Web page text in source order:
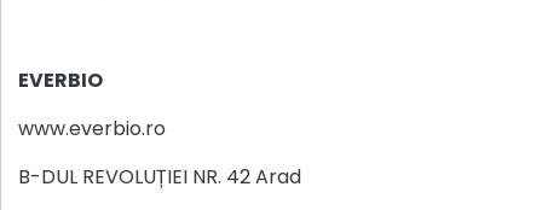
EVERBIO
www.everbio.ro
B-DUL REVOLUȚIEI NR. 42 Arad